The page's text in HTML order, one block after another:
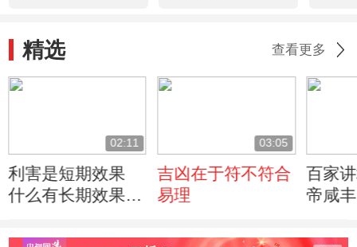
精选 查看更多
02:11
利害是短期效果
什么有长期效果
03:05
吉凶在于符不符合
易理
百家
帝咸